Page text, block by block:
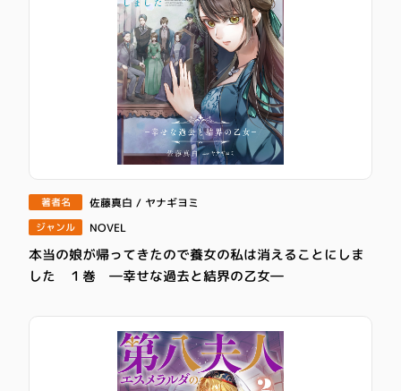
著者名 佐藤真白 / ヤナギヨミ
ジャンル NOVEL
本当の娘が帰ってきたので養女の私は消えることにしま
した １巻 ―幸せな過去と結界の乙女―